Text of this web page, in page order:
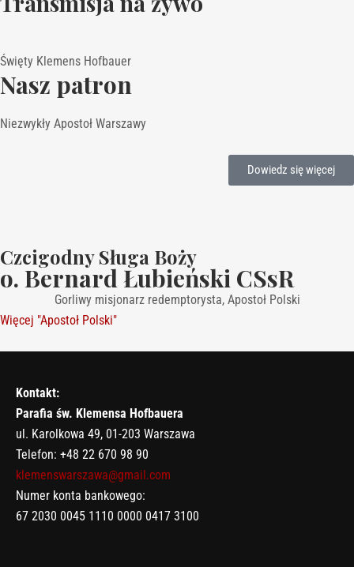
Święty Klemens Hofbauer
Nasz patron
Niezwykły Apostoł Warszawy
Dowiedz się więcej
Czcigodny Sługa Boży
o. Bernard Łubieński CSsR
Gorliwy misjonarz redemptorysta, Apostoł Polski
Więcej "Apostoł Polski"
Kontakt:
Parafia św. Klemensa Hofbauera
ul. Karolkowa 49, 01-203 Warszawa
Telefon: +48 22 670 98 90
klemenswarszawa@gmail.com
Numer konta bankowego:
67 2030 0045 1110 0000 0417 3100